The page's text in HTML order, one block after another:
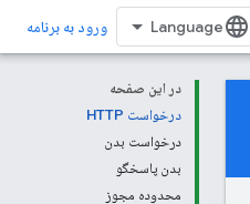
ورود به برنامه
در این صفحه
درخواست HTTP
درخواست بدن
بدن پاسخگو
محدوده مجوز